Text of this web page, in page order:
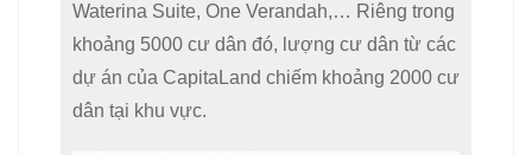
Waterina Suite, One Verandah,… Riêng trong
khoảng 5000 cư dân đó, lượng cư dân từ các
dự án của CapitaLand chiếm khoảng 2000 cư
dân tại khu vực.